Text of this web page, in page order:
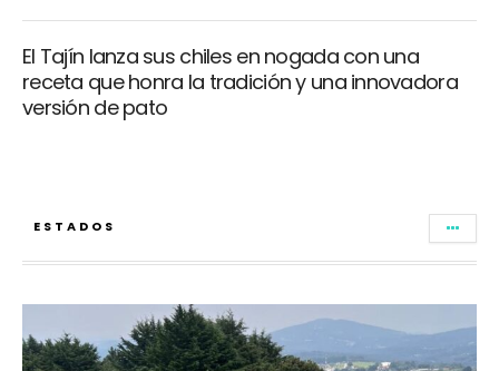
El Tajín lanza sus chiles en nogada con una
receta que honra la tradición y una innovadora
versión de pato
ESTADOS